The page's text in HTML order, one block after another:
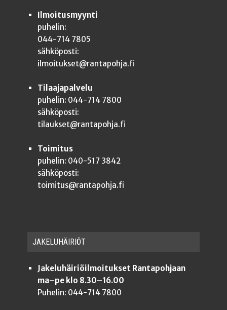
Ilmoitusmyynti
puhelin:
044-714 7805
sähköposti:
ilmoitukset@rantapohja.fi
Tilaajapalvelu
puhelin: 044-714 7800
sähköposti:
tilaukset@rantapohja.fi
Toimitus
puhelin: 040-517 3842
sähköposti:
toimitus@rantapohja.fi
JAKE­LU­HÄI­RIÖT
Jakeluhäiriöilmoitukset Rantapohjaan
ma–pe klo 8.30–16.00
Puhelin: 044-714 7800